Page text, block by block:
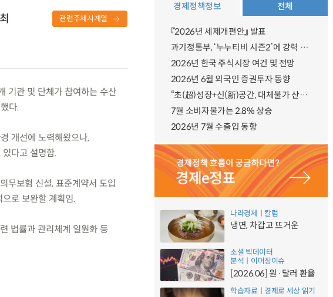
관련주제시계열
기관 및 단체가 참여하는 수산
다.
개선에 노력해왔으나,
다고 설명함.
무보험 신설, 표준계약서 도입
로 보완할 계획임.
법률과 관리체계 일원화 등
경제정책정보 전체
『2026년 세제개편안』 발표
과기정통부, ‘누누티비 시즌2’에 강력 대응 의지 밝혀
2026년 한국 주식시장 여건 및 전망
2026년 6월 외국인 증권투자 동향
“초(超)성장+신(新)공간, 대체불가 산업강국”
7월 소비자물가는 2.8% 상승
2026년 7월 수출입 동향
나라경제ㅣ칼럼
냉면, 차갑고 뜨거운
소셜 빅데이터
분석ㅣ이머징이슈
[2026.06] 원·달러 환율
학습자료ㅣ경제로 세상 읽기